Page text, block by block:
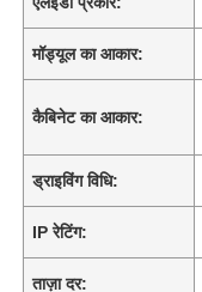
मॉड्यूल का आकार:
कैबिनेट का आकार:
ड्राइविंग विधि:
IP रेटिंग:
ताज़ा दर: